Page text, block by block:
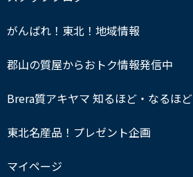
がんばれ！東北！地域情報
郡山の質屋からおトク情報発信中
Brera質アキヤマ 知るほど・なるほど
東北名産品！プレゼント企画
マイページ